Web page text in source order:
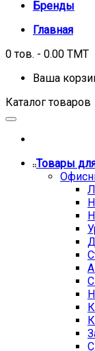
Бренды
Главная
0 тов. - 0.00 TMT
Ваша
Каталог товаров
Товары